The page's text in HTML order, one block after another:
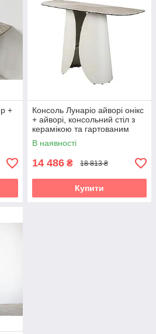
+
Консоль Лунаріо айворі онікс
+ айворі, консольний стіл з
керамікою та гартованим
склом для передпокою Vetro
В наявності
14 486 ₴ 18 813 ₴
Купити